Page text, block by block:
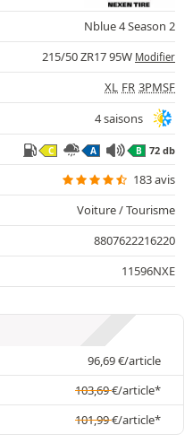
Nblue 4 Season 2
215/50 ZR17 95W Modifier
XL FR 3PMSF
4 saisons
C A B 72 db
183 avis
Voiture / Tourisme
8807622216220
11596NXE
96,69€/article
103,69€/article*
101,99€/article*